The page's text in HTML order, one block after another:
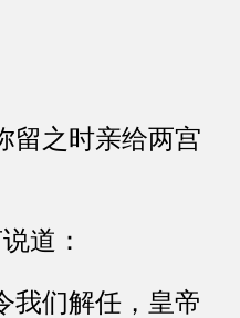
留之时亲给两宫
道：
我们解任，皇帝